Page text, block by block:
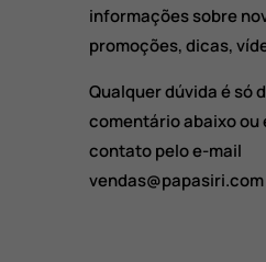
informações sobre
promoções, dicas,
Qualquer dúvida é só
comentário abaixo ou
contato pelo e-mail
vendas@papasiri.com